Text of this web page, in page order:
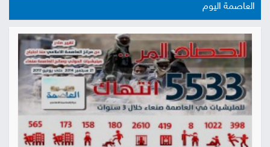
العاصمة اليوم